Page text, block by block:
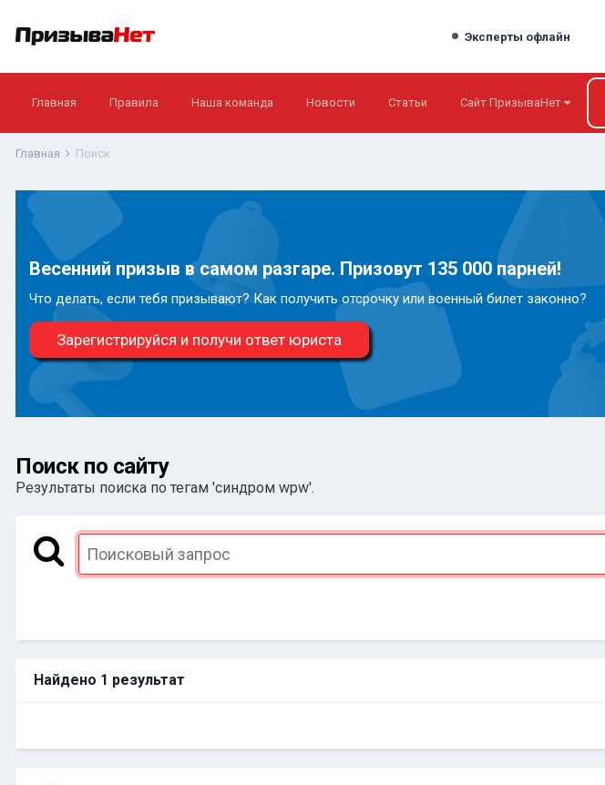
Эксперты офлайн
Главная Правила Наша команда Новости Статьи Сайт ПризываНет
Главная Поиск
Весенний призыв в самом разгаре. Призовут 135 000 парней!
Что делать, если тебя призывают? Как получить отсрочку или военный билет законно?
Зарегистрируйся и получи ответ юриста
Поиск по сайту
Результаты поиска по тегам 'синдром wpw'.
Найдено 1 результат